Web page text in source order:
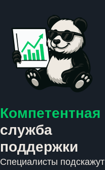
Компетентная
служба
поддержки
Специалисты подскажут